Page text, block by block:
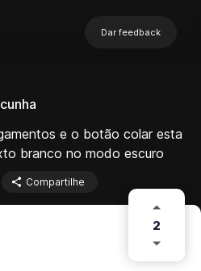
Dar feedback
e o botão colar esta
branco no modo escuro
Compartilhe
2